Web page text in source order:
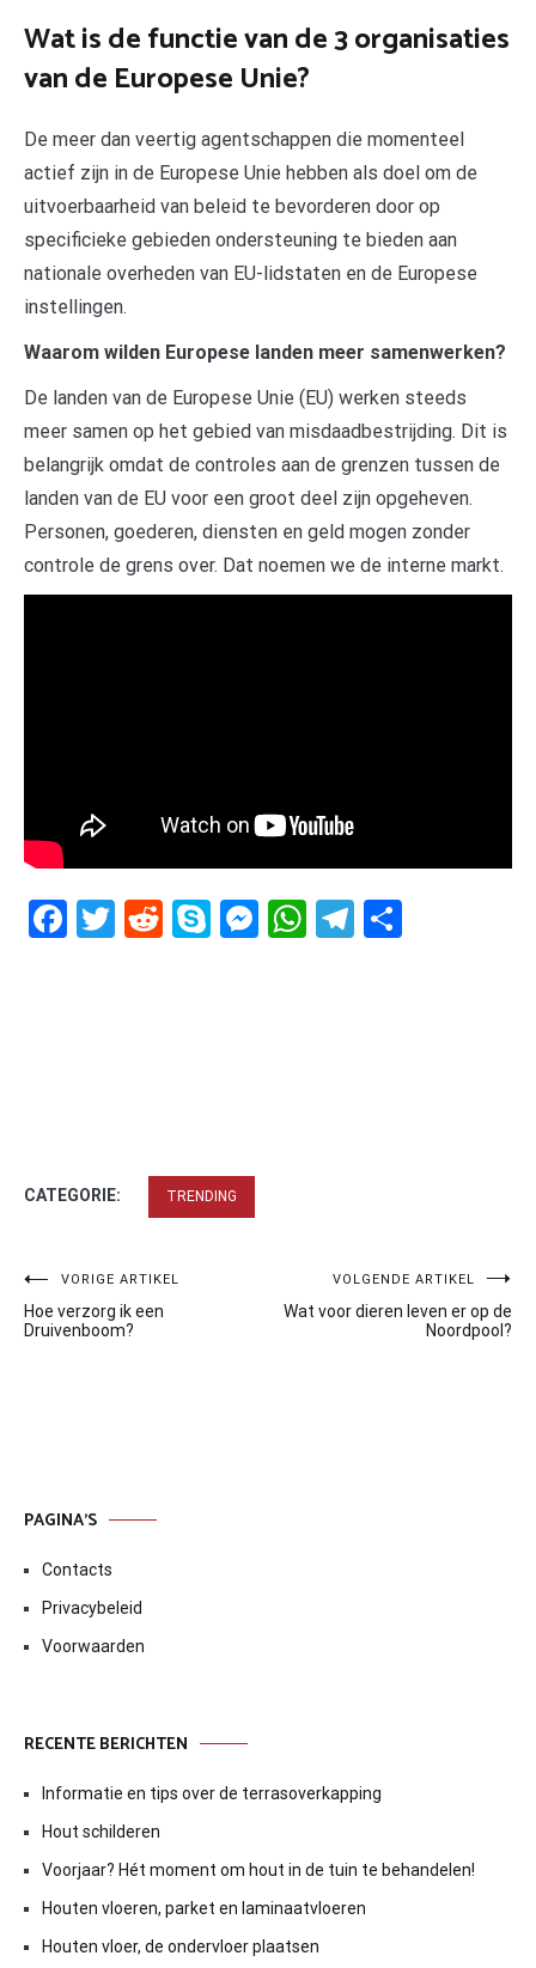
Wat is de functie van de 3 organisaties
van de Europese Unie?
De meer dan veertig agentschappen die momenteel
actief zijn in de Europese Unie hebben als doel om de
uitvoerbaarheid van beleid te bevorderen door op
specificieke gebieden ondersteuning te bieden aan
nationale overheden van EU-lidstaten en de Europese
instellingen.
Waarom wilden Europese landen meer samenwerken?
De landen van de Europese Unie (EU) werken steeds
meer samen op het gebied van misdaadbestrijding. Dit is
belangrijk omdat de controles aan de grenzen tussen de
landen van de EU voor een groot deel zijn opgeheven.
Personen, goederen, diensten en geld mogen zonder
controle de grens over. Dat noemen we de interne markt.
Facebook
Twitter
RedditSkypeMessenger
WhatsApp
Telegram
CATEGORIE: TRENDING
Bericht
navigatie
VORIGE ARTIKEL
Hoe verzorg ik een
Druivenboom?
VOLGENDE ARTIKEL
Wat voor dieren leven er op de
Noordpool?
PAGINA’S
Contacts
Privacybeleid
Voorwaarden
RECENTE BERICHTEN
Informatie en tips over de terrasoverkapping
Hout schilderen
Voorjaar? Hét moment om hout in de tuin te behandelen!
Houten vloeren, parket en laminaatvloeren
Houten vloer, de ondervloer plaatsen